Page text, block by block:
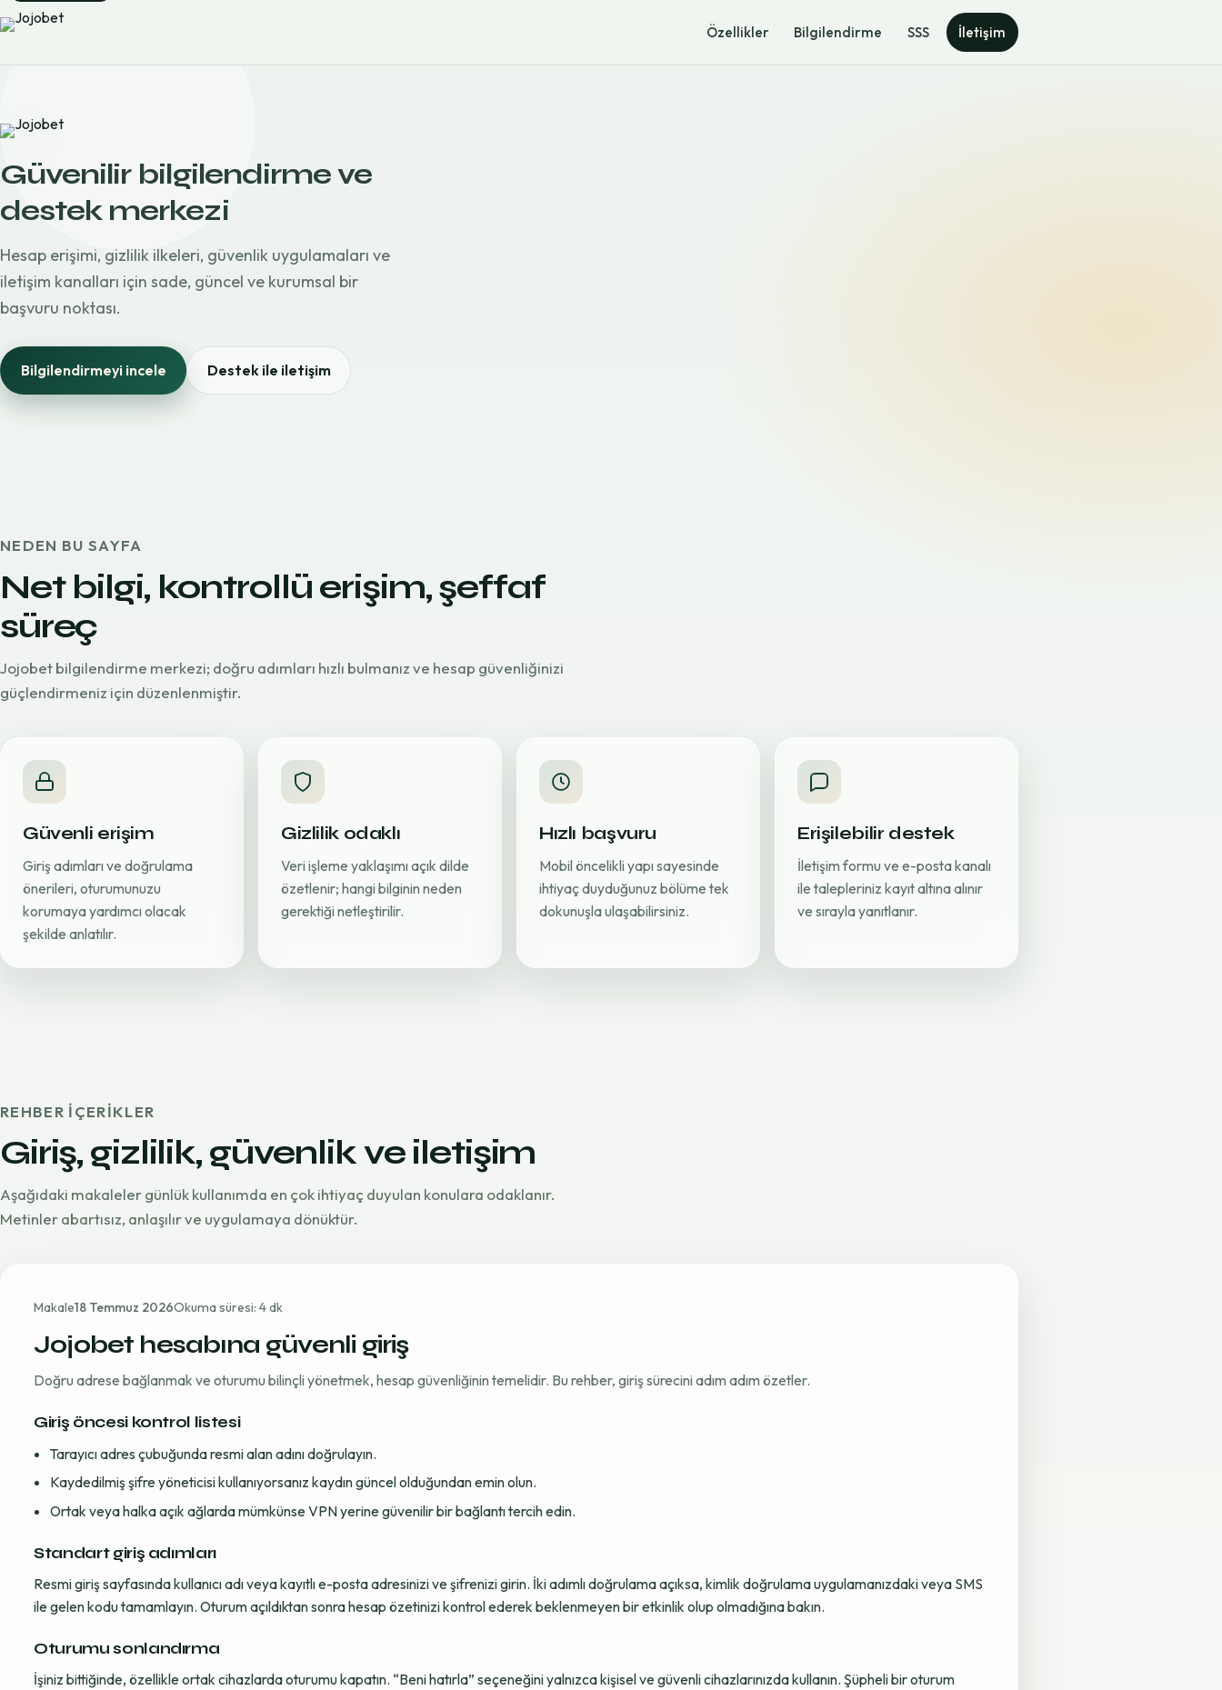
Özellikler Bilgilendirme SSS İletişim
Güvenilir bilgilendirme ve
destek merkezi
Hesap erişimi, gizlilik ilkeleri, güvenlik uygulamaları ve
iletişim kanalları için sade, güncel ve kurumsal bir
başvuru noktası.
Bilgilendirmeyi incele Destek ile iletişim
NEDEN BU SAYFA
Net bilgi, kontrollü erişim, şeffaf
süreç
Jojobet bilgilendirme merkezi; doğru adımları hızlı bulmanız ve hesap güvenliğinizi
güçlendirmeniz için düzenlenmiştir.
Güvenli erişim
Giriş adımları ve doğrulama
önerileri, oturumunuzu
korumaya yardımcı olacak
şekilde anlatılır.
Gizlilik odaklı
Veri işleme yaklaşımı açık dilde
özetlenir; hangi bilginin neden
gerektiği netleştirilir.
Hızlı başvuru
Mobil öncelikli yapı sayesinde
ihtiyaç duyduğunuz bölüme tek
dokunuşla ulaşabilirsiniz.
Erişilebilir destek
İletişim formu ve e-posta kanalı
ile talepleriniz kayıt altına alınır
ve sırayla yanıtlanır.
REHBER IÇERIKLER
Giriş, gizlilik, güvenlik ve iletişim
Aşağıdaki makaleler günlük kullanımda en çok ihtiyaç duyulan konulara odaklanır.
Metinler abartısız, anlaşılır ve uygulamaya dönüktür.
Makale18 Temmuz 2026Okuma süresi: 4 dk
Jojobet hesabına güvenli giriş
Doğru adrese bağlanmak ve oturumu bilinçli yönetmek, hesap güvenliğinin temelidir. Bu rehber, giriş sürecini adım adım özetler.
Giriş öncesi kontrol listesi
Tarayıcı adres çubuğunda resmi alan adını doğrulayın.
Kaydedilmiş şifre yöneticisi kullanıyorsanız kaydın güncel olduğundan emin olun.
Ortak veya halka açık ağlarda mümkünse VPN yerine güvenilir bir bağlantı tercih edin.
Standart giriş adımları
Resmi giriş sayfasında kullanıcı adı veya kayıtlı e-posta adresinizi ve şifrenizi girin. İki adımlı doğrulama açıksa, kimlik doğrulama uygulamanızdaki veya SMS
ile gelen kodu tamamlayın. Oturum açıldıktan sonra hesap özetinizi kontrol ederek beklenmeyen bir etkinlik olup olmadığına bakın.
Oturumu sonlandırma
İşiniz bittiğinde, özellikle ortak cihazlarda oturumu kapatın. “Beni hatırla” seçeneğini yalnızca kişisel ve güvenli cihazlarınızda kullanın. Şüpheli bir oturum